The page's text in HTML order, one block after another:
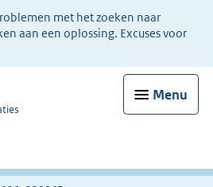
met het zoeken naar
aan een oplossing. Excuses voor
Menu